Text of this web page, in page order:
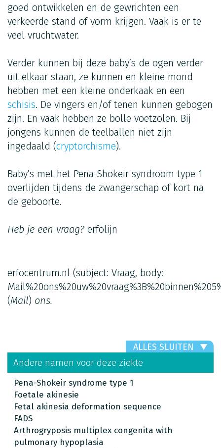
goed ontwikkelen en de gewrichten een
verkeerde stand of vorm krijgen. Vaak is er te
veel vruchtwater.
Verder kunnen bij deze baby’s de ogen verder
uit elkaar staan, ze kunnen en kleine mond
hebben met een kleine onderkaak en een
schisis. De vingers en/of tenen kunnen gebogen
zijn. En vaak hebben ze bolle voetzolen. Bij
jongens kunnen de teelballen niet zijn
ingedaald (cryptorchisme).
Baby’s met het Pena-Shokeir syndroom type 1
overlijden tijdens de zwangerschap of kort na
de geboorte.
Heb je een vraag? erfolijn
erfocentrum.nl (subject: Vraag, body:
(Mail) ons.
ALLES SLUITEN
Andere namen voor deze ziekte
Pena-Shokeir syndrome type 1
Foetale akinesie
Fetal akinesia deformation sequence
FADS
Arthrogryposis multiplex congenita with
pulmonary hypoplasia